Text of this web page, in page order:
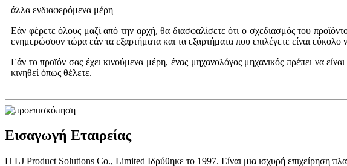
άλλα ενδιαφερόμενα μέρη
Εάν φέρετε όλους μαζί από την αρχή, θα διασφαλίσετε ότι ο σχεδιασμός του
ενημερώσουν τώρα εάν τα εξαρτήματα και τα εξαρτήματα που επιλέγετε είναι εύκολο
Εάν το προϊόν σας έχει κινούμενα μέρη, ένας μηχανολόγος μηχανικός πρέπει να
κινηθεί όπως θέλετε.
Εισαγωγή Εταιρείας
Η LJ Product Solutions Co., Limited Ιδρύθηκε το 1997. Είναι μια ισχυρή επιχείρηση